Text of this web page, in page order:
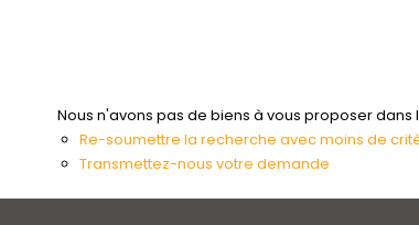
Nous n'avons pas de biens à vous proposer
Re-soumettre la recherche avec moins de
Transmettez-nous votre demande